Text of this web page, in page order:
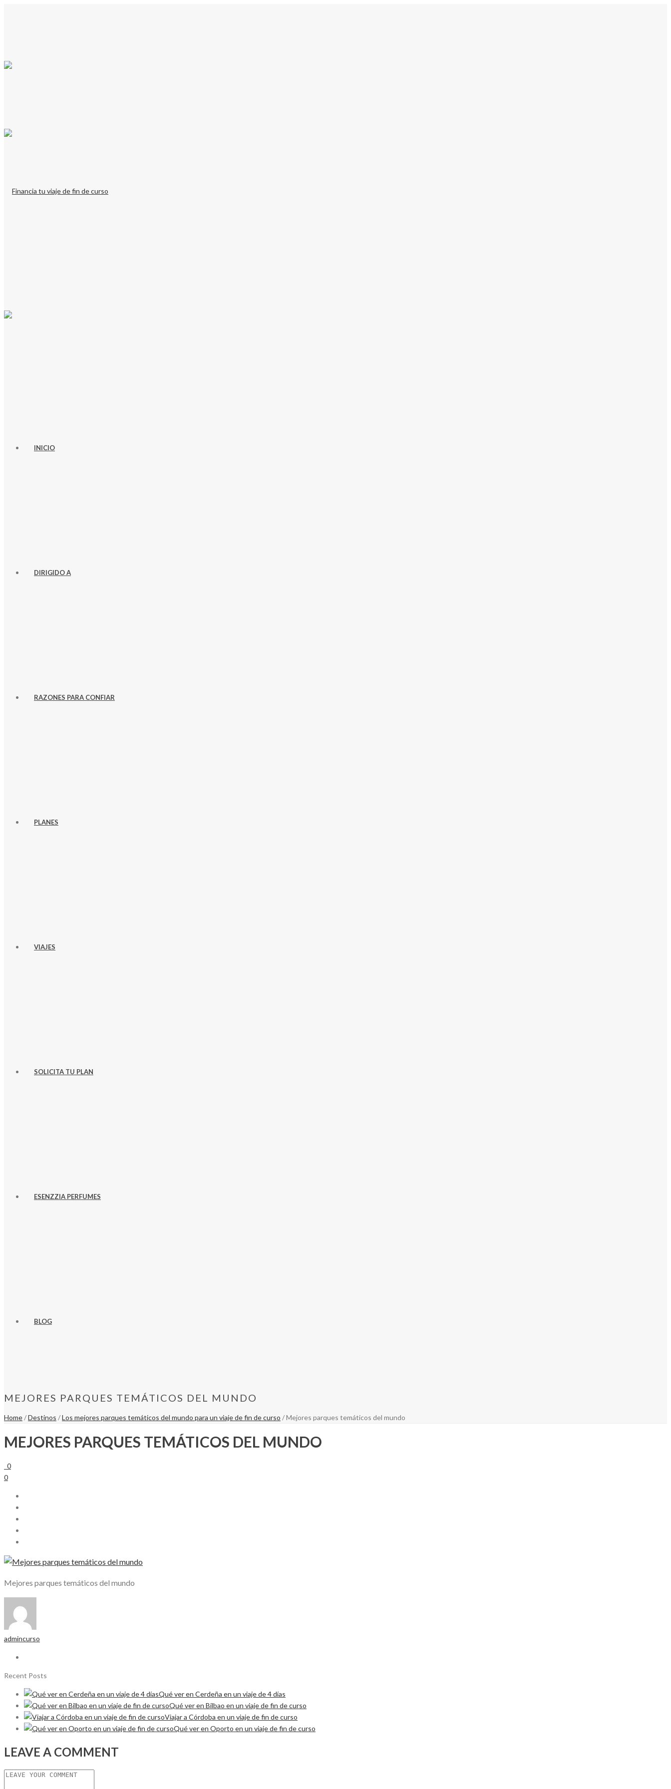
INICIO
DIRIGIDO A
RAZONES PARA CONFIAR
PLANES
VIAJES
SOLICITA TU PLAN
ESENZZIA PERFUMES
BLOG
MEJORES PARQUES TEMÁTICOS DEL MUNDO
Home/Destinos /Los mejores parques temáticos del mundo para un viaje de fin de curso / Mejores parques temáticos del mundo
MEJORES PARQUES TEMÁTICOS DEL MUNDO
0
0
Mejores parques temáticos del mundo
admincurso
Recent Posts
Qué ver en Cerdeña en un viaje de 4 días
Qué ver en Bilbao en un viaje de fin de curso
Viajar a Córdoba en un viaje de fin de curso
Qué ver en Oporto en un viaje de fin de curso
LEAVE A COMMENT